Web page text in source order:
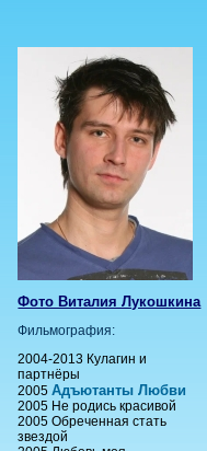
Фото Виталия Лукошкина
Фильмография:
2004-2013 Кулагин и
партнёры
2005Адъютанты Любви
2005 Не родись красивой
2005 Обреченная стать
звездой